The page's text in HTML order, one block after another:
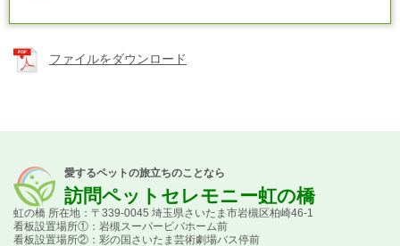
ファイルをダウンロード
愛するペットの旅立ちのことなら
訪問ペットセレモニー虹の橋
虹の橋 所在地：〒339-0045 埼玉県さいたま市岩槻区柏崎46-1
看板設置場所①：岩槻スーパービバホーム前
看板設置場所②：彩の国さいたま芸術劇場バス停前